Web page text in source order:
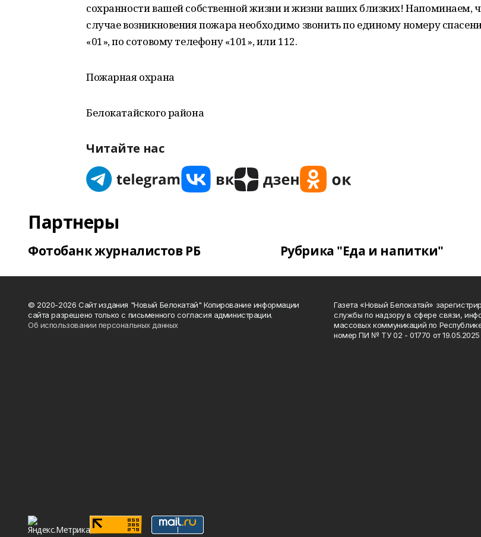
сохранности вашей собственной жизни и жизни ваших близких! Напоминаем,
случае возникновения пожара необходимо звонить по единому номеру
«01», по сотовому телефону «101», или 112.
Пожарная охрана
Белокатайского района
Читайте нас
Партнеры
Фотобанк журналистов РБ Рубрика "Еда и напитки"
© 2020-2026 Сайт издания "Новый Белокатай" Копирование информации
сайта разрешено только с письменного согласия администрации.
Об использовании персональных данных
Газета «Новый Белокатай»
службы по надзору в сфере связи,
массовых коммуникаций по
номер ПИ № ТУ 02 - 01770 от 19.05.2025